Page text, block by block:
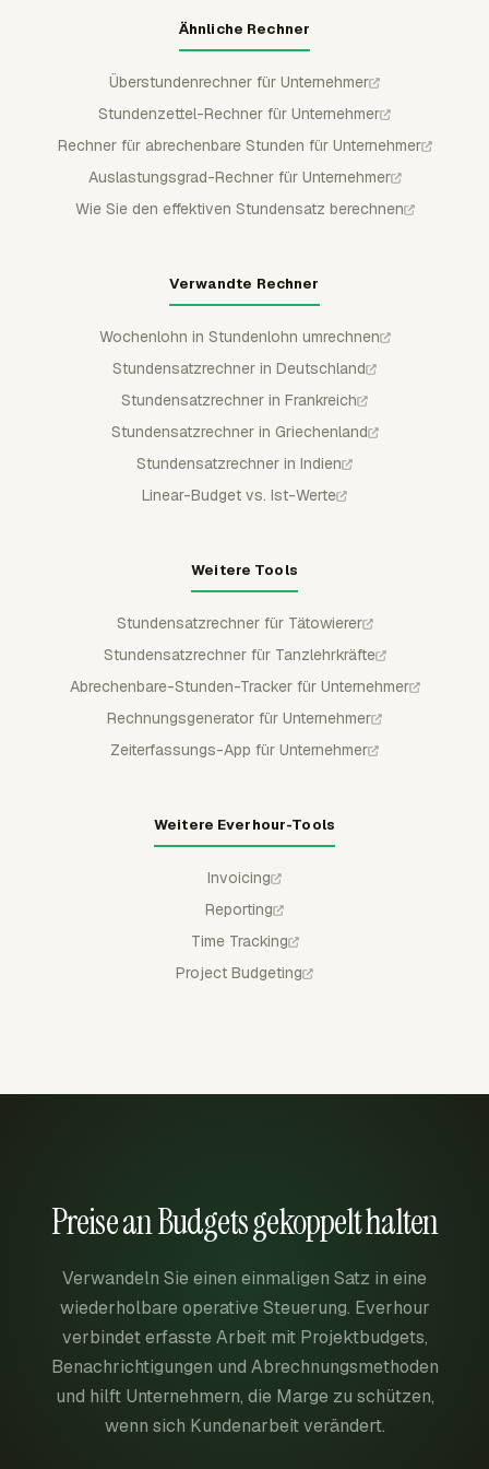
Ähnliche Rechner
Überstundenrechner für Unternehmer
Stundenzettel-Rechner für Unternehmer
Rechner für abrechenbare Stunden für Unternehmer
Auslastungsgrad-Rechner für Unternehmer
Wie Sie den effektiven Stundensatz berechnen
Verwandte Rechner
Wochenlohn in Stundenlohn umrechnen
Stundensatzrechner in Deutschland
Stundensatzrechner in Frankreich
Stundensatzrechner in Griechenland
Stundensatzrechner in Indien
Linear-Budget vs. Ist-Werte
Weitere Tools
Stundensatzrechner für Tätowierer
Stundensatzrechner für Tanzlehrkräfte
Abrechenbare-Stunden-Tracker für Unternehmer
Rechnungsgenerator für Unternehmer
Zeiterfassungs-App für Unternehmer
Weitere Everhour-Tools
Invoicing
Reporting
Time Tracking
Project Budgeting
Preise an Budgets gekoppelt halten
Verwandeln Sie einen einmaligen Satz in eine
wiederholbare operative Steuerung. Everhour
verbindet erfasste Arbeit mit Projektbudgets,
Benachrichtigungen und Abrechnungsmethoden
und hilft Unternehmern, die Marge zu schützen,
wenn sich Kundenarbeit verändert.